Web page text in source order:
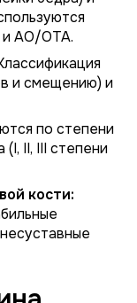
AO/OTA.
и смещению) и
по степени
II, III степени
кости: